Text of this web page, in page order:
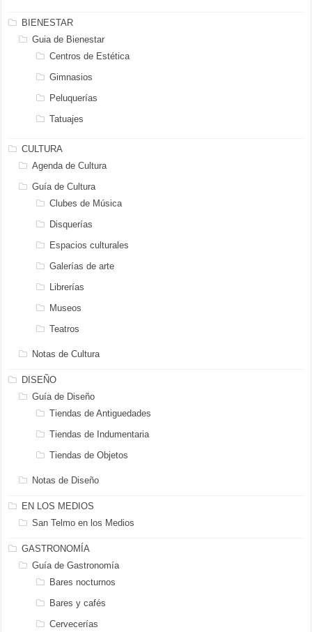
BIENESTAR
Guia de Bienestar
Centros de Estética
Gimnasios
Peluquerías
Tatuajes
CULTURA
Agenda de Cultura
Guía de Cultura
Clubes de Música
Disquerías
Espacios culturales
Galerías de arte
Librerías
Museos
Teatros
Notas de Cultura
DISEÑO
Guía de Diseño
Tiendas de Antiguedades
Tiendas de Indumentaria
Tiendas de Objetos
Notas de Diseño
EN LOS MEDIOS
San Telmo en los Medios
GASTRONOMÍA
Guía de Gastronomía
Bares nocturnos
Bares y cafés
Cervecerías